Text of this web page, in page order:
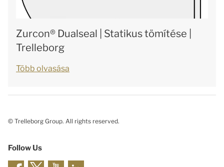
Zurcon® Dualseal | Statikus tömítése |
Trelleborg
Több olvasása
© Trelleborg Group. All rights reserved.
Follow Us